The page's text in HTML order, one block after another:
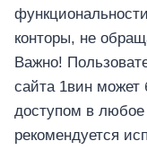
конторы, не
Важно!
сайта 1вин может
доступом в
рекомендуется